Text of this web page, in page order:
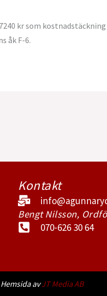
kr som
åk F-6.
Kontakt
Bengt Nilsson,
070-626 30 64
Hemsida avJT Media AB